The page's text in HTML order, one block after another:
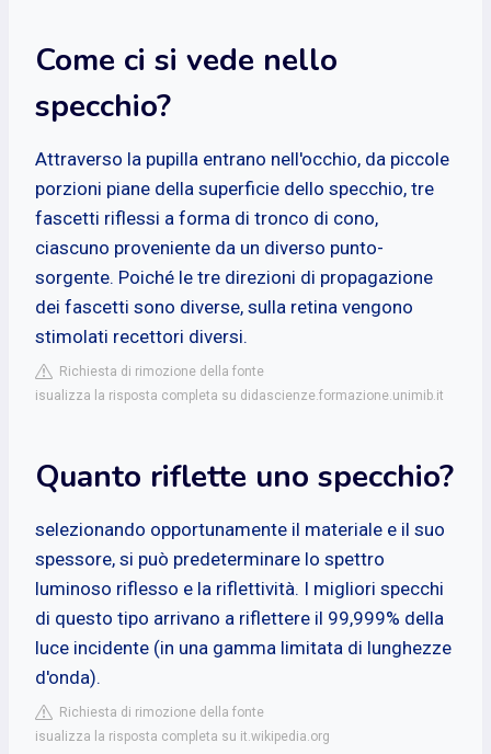
Come ci si vede nello
specchio?
Attraverso la pupilla entrano nell'occhio, da piccole
porzioni piane della superficie dello specchio, tre
fascetti riflessi a forma di tronco di cono,
ciascuno proveniente da un diverso punto-
sorgente. Poiché le tre direzioni di propagazione
dei fascetti sono diverse, sulla retina vengono
stimolati recettori diversi.
Richiesta di rimozione della fonte
isualizza la risposta completa su didascienze.formazione.unimib.it
Quanto riflette uno specchio?
selezionando opportunamente il materiale e il suo
spessore, si può predeterminare lo spettro
luminoso riflesso e la riflettività. I migliori specchi
di questo tipo arrivano a riflettere il 99,999% della
luce incidente (in una gamma limitata di lunghezze
d'onda).
Richiesta di rimozione della fonte
isualizza la risposta completa su it.wikipedia.org